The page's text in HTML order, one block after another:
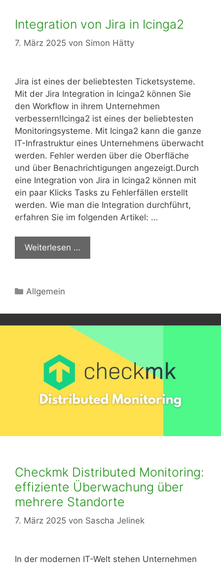
Integration von Jira in Icinga2
7. März 2025 von Simon Hätty
Jira ist eines der beliebtesten Ticketsysteme.
Mit der Jira Integration in Icinga2 können Sie
den Workflow in ihrem Unternehmen
verbessern!Icinga2 ist eines der beliebtesten
Monitoringsysteme. Mit Icinga2 kann die ganze
IT-Infrastruktur eines Unternehmens überwacht
werden. Fehler werden über die Oberfläche
und über Benachrichtigungen angezeigt.Durch
eine Integration von Jira in Icinga2 können mit
ein paar Klicks Tasks zu Fehlerfällen erstellt
werden. Wie man die Integration durchführt,
erfahren Sie im folgenden Artikel: …
Weiterlesen …
Kategorien
Allgemein
Checkmk Distributed Monitoring:
effiziente Überwachung über
mehrere Standorte
7. März 2025 von Sascha Jelinek
In der modernen IT-Welt stehen Unternehmen